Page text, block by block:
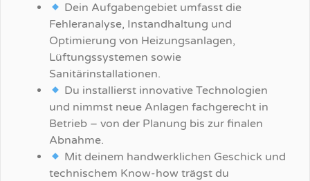
Dein Aufgabengebiet umfasst die
Fehleranalyse, Instandhaltung und
Optimierung von Heizungsanlagen,
Lüftungssystemen sowie
Sanitärinstallationen.
Du installierst innovative Technologien
und nimmst neue Anlagen fachgerecht in
Betrieb – von der Planung bis zur finalen
Abnahme.
Mit deinem handwerklichen Geschick und
technischem Know-how trägst du